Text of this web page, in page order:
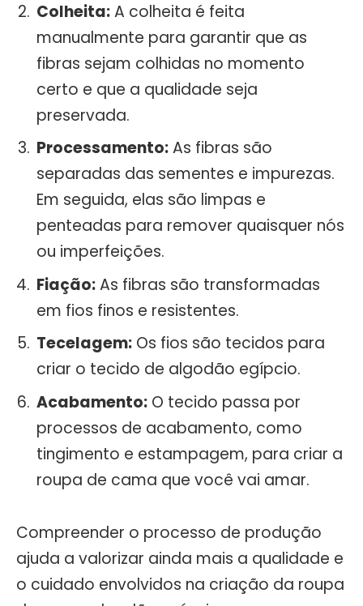
Colheita:A colheita é feita
manualmente para garantir que as
fibras sejam colhidas no momento
certo e que a qualidade seja
preservada.
Processamento:As fibras são
separadas das sementes e impurezas.
Em seguida, elas são limpas e
penteadas para remover quaisquer nós
ou imperfeições.
Fiação:As fibras são transformadas
em fios finos e resistentes.
Tecelagem: Os fios são tecidos para
criar o tecido de algodão egípcio.
Acabamento: O tecido passa por
processos de acabamento, como
tingimento e estampagem, para criar a
roupa de cama que você vai amar.
Compreender o processo de produção
ajuda a valorizar ainda mais a qualidade e
o cuidado envolvidos na criação da roupa